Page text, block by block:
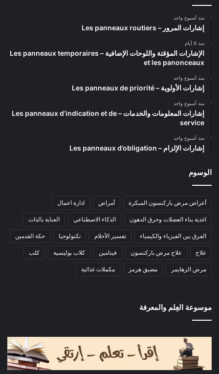
منذ أسبوع واحد
إشارات المرور – Les panneaux routiers
منذ 6 أيام
الإشارات المؤقتة واللوحات الإضافية – Les panneaux temporaires
et les panonceaux
منذ أسبوع واحد
إشارات الأولوية – Les panneaux de priorité
منذ أسبوع واحد
إشارات المعلومات والخدمات – Les panneaux d’indication et de
service
منذ أسبوع واحد
إشارات الإلزام – Les panneaux d’obligation
الوسوم
أعراض مرض باركنسون المبكرة أمراض ادارة اعمال
اغذية بناء العضلات وحرق الدهون الذكاء الاصطناعي العناية بالذات
الفرق بين الفيزياء والكيمياء تفسير الأحلام تكنولوجيا حكة القدمين
علاج علاج مرض باركنسون فيتامين كلاب بوليسية كلب
مرض الزهايمر مضيق هرمز مكملات غذائية
موسوعة العِلم والمعرفة